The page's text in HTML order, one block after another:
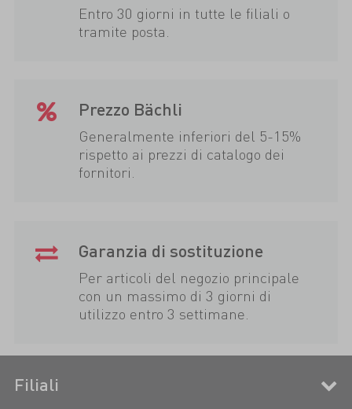
Entro 30 giorni in tutte le filiali o
tramite posta.
Prezzo Bächli
Generalmente inferiori del 5-15%
rispetto ai prezzi di catalogo dei
fornitori.
Garanzia di sostituzione
Per articoli del negozio principale
con un massimo di 3 giorni di
utilizzo entro 3 settimane.
Filiali